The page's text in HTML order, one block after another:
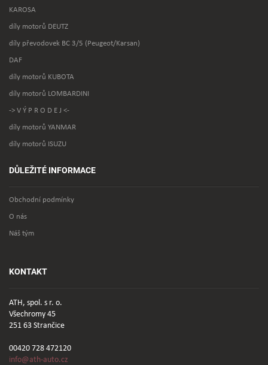
KAROSA
díly motorů DEUTZ
díly převodovek BC 3/5 (Peugeot/Karsan)
DAF
díly motorů KUBOTA
díly motorů LOMBARDINI
-> V Ý P R O D E J <-
díly motorů YANMAR
díly motorů ISUZU
DŮLEŽITÉ INFORMACE
Obchodní podmínky
O nás
Náš tým
KONTAKT
ATH, spol. s r. o.
Všechromy 45
251 63 Strančice
00420 728 472120
info@ath-auto.cz